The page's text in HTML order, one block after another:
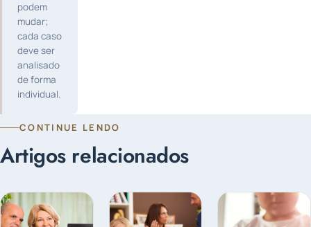
podem
mudar;
cada caso
deve ser
analisado
de forma
individual.
CONTINUE LENDO
Artigos relacionados